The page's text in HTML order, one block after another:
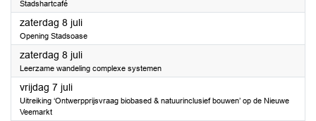
Stadshartcafé
zaterdag 8 juli2023
Opening Stadsoase
zaterdag 8 juli2023
Leerzame wandeling complexe systemen
vrijdag 7 juli2023
Uitreiking ‘Ontwerpprijsvraag biobased & natuurinclusief bouwen’ op de Nieuwe
Veemarkt